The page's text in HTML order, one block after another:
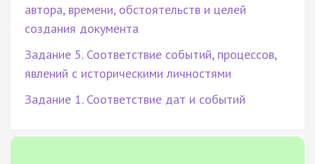
автора, времени, обстоятельств и целей
создания документа
Задание 5. Соответствие событий, процессов,
явлений с историческими личностями
Задание 1. Соответствие дат и событий